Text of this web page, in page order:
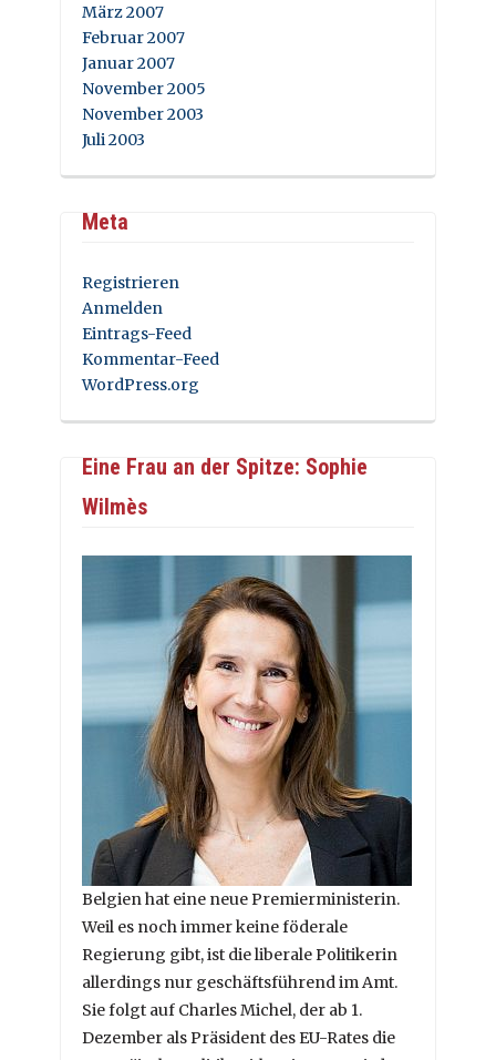
März 2007
Februar 2007
Januar 2007
November 2005
November 2003
Juli 2003
Meta
Registrieren
Anmelden
Eintrags-Feed
Kommentar-Feed
WordPress.org
Eine Frau an der Spitze: Sophie
Wilmès
Belgien hat eine neue Premierministerin.
Weil es noch immer keine föderale
Regierung gibt, ist die liberale Politikerin
allerdings nur geschäftsführend im Amt.
Sie folgt auf Charles Michel, der ab 1.
Dezember als Präsident des EU-Rates die